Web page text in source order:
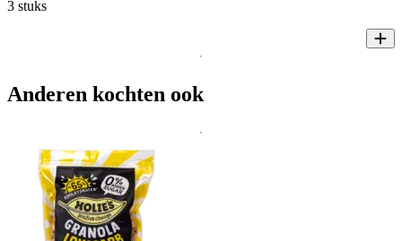
3 stuks
Anderen kochten ook